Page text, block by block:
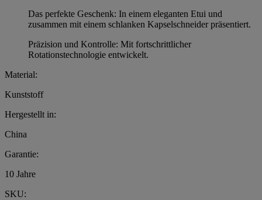
Das perfekte Geschenk: In einem eleganten Etui und
zusammen mit einem schlanken Kapselschneider präsentiert.
Präzision und Kontrolle: Mit fortschrittlicher
Rotationstechnologie entwickelt.
Material:
Kunststoff
Hergestellt in:
China
Garantie:
10 Jahre
SKU: